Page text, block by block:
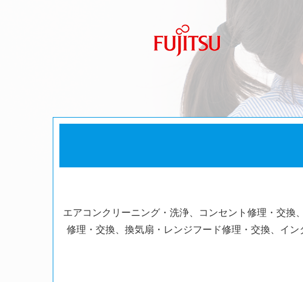
エアコンクリーニング・洗浄、コンセント修理・交
修理・交換、換気扇・レンジフード修理・交換、イ